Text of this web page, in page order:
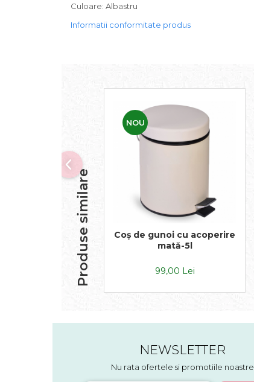
Culoare: Albastru
Informatii conformitate produs
Produse similare
NOU
Coș de gunoi cu acoperire
mată-5l
99,00 Lei
NEWSLETTER
Nu rata ofertele si promotiile noastre